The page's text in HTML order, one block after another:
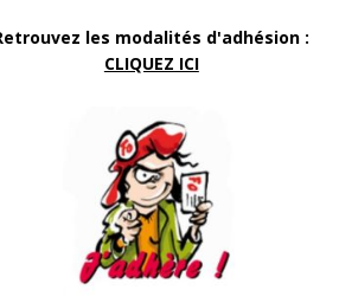
les modalités d'adhésion :
CLIQUEZ ICI